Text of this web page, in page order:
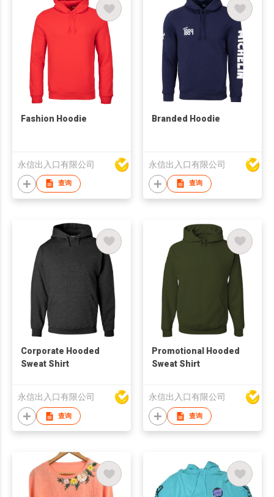
Fashion Hoodie
永信出入口有限公司
查询
Branded Hoodie
永信出入口有限公司
查询
Corporate Hooded
Sweat Shirt
永信出入口有限公司
查询
Promotional Hooded
Sweat Shirt
永信出入口有限公司
查询